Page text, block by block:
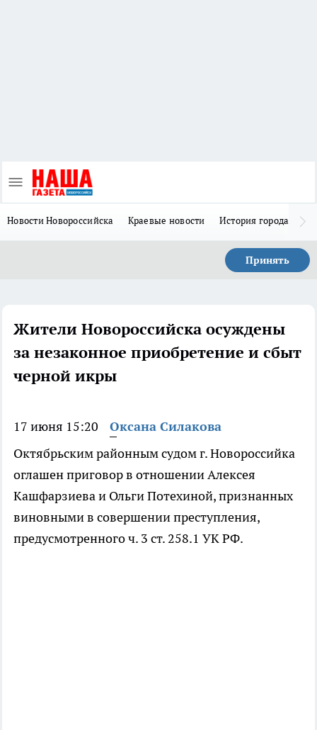
Новости Новороссийска Краевые новости История города Н
Принять
Жители Новороссийска осуждены
за незаконное приобретение и сбыт
черной икры
17 июня 15:20
Оксана Силакова
Октябрьским районным судом г. Новороссийка
оглашен приговор в отношении Алексея
Кашфарзиева и Ольги Потехиной, признанных
виновными в совершении преступления,
предусмотренного ч. 3 ст. 258.1 УК РФ.